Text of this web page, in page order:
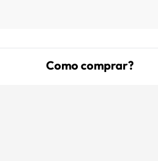
Como comprar?